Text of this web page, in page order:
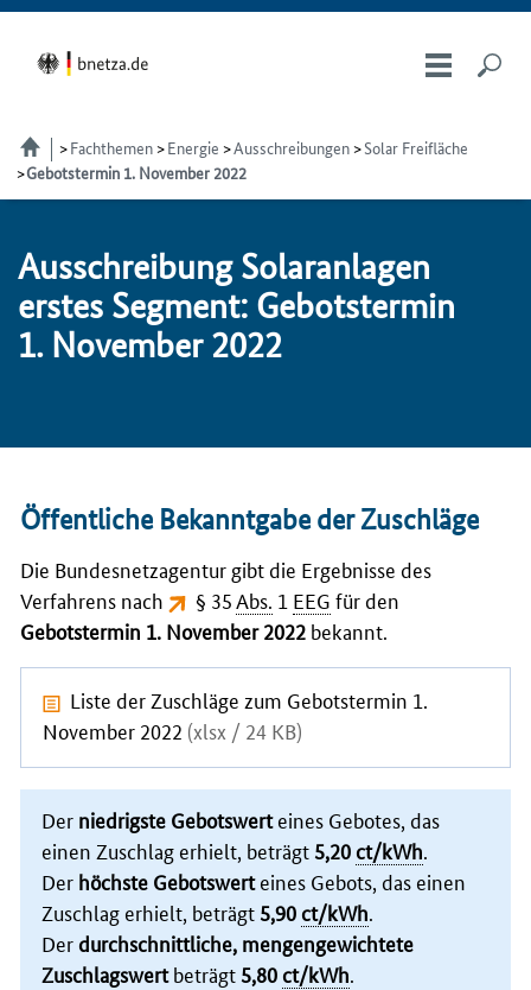
Fachthemen Energie Ausschreibungen
Solar Freifläche
Gebotstermin 1. November 2022
Aus­schrei­bung So­lar­an­la­gen
ers­tes Seg­ment: Ge­bots­ter­min
1. No­vem­ber 2022
Öffentliche Bekanntgabe der Zuschläge
Die Bundesnetzagentur gibt die Ergebnisse des
Verfahrens nach
§ 35Abs. 1 EEG für den
Gebotstermin 1. November 2022 bekannt.
Liste der Zuschläge zum Gebotstermin 1.
November 2022 (xlsx / 24 KB)
Der niedrigste Gebotswerteines Gebotes, das
einen Zuschlag erhielt, beträgt 5,20ct/kWh.
Der höchste Gebotswerteines Gebots, das einen
Zuschlag erhielt, beträgt 5,90ct/kWh.
Derdurchschnittliche, mengengewichtete
Zuschlagswertbeträgt 5,80ct/kWh.